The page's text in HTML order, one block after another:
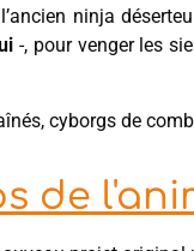
ninja
-, pour venger les
cyborgs de
de